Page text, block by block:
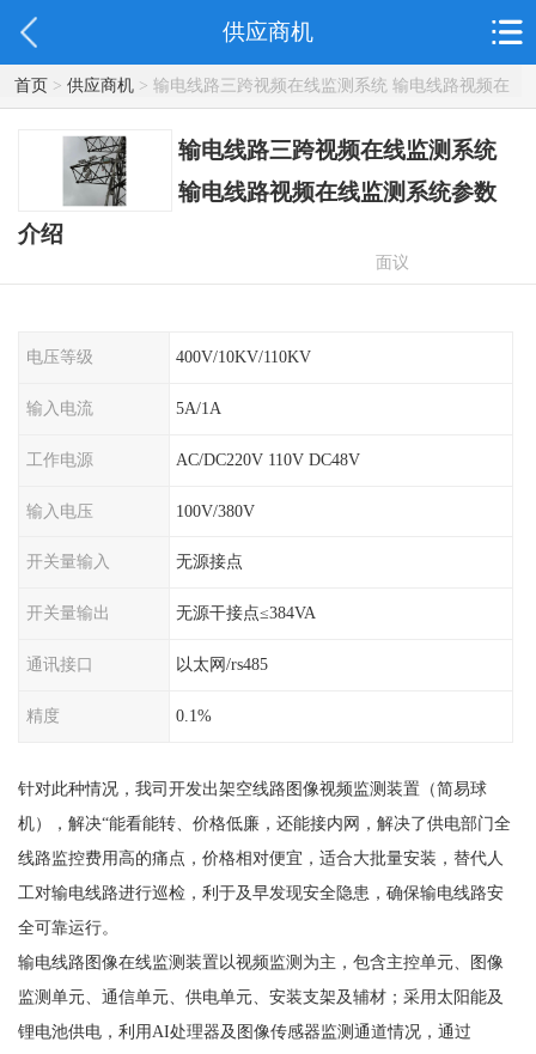
供应商机
首页> 供应商机> 输电线路三跨视频在线监测系统 输电线路视频在
线监测系统参数介绍
输电线路三跨视频在线监测系统
输电线路视频在线监测系统参数
介绍
面议
电压等级 400V/10KV/110KV
输入电流 5A/1A
工作电源 AC/DC220V 110V DC48V
输入电压 100V/380V
开关量输入 无源接点
开关量输出 无源干接点≤384VA
通讯接口 以太网/rs485
精度 0.1%
针对此种情况，我司开发出架空线路图像视频监测装置（简易球
机），解决“能看能转、价格低廉，还能接内网，解决了供电部门全
线路监控费用高的痛点，价格相对便宜，适合大批量安装，替代人
工对输电线路进行巡检，利于及早发现安全隐患，确保输电线路安
全可靠运行。
输电线路图像在线监测装置以视频监测为主，包含主控单元、图像
监测单元、通信单元、供电单元、安装支架及辅材；采用太阳能及
锂电池供电，利用AI处理器及图像传感器监测通道情况，通过